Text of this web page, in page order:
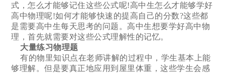
式，怎么才能够记住这些公式呢!高中生怎么才能够学好
高中物理呢!如何才能够快速的提高自己的分数?这些都
是需要高中生每天思考的问题。高中生想要学好高中物
理，首先就需要对这些公式理解性的记忆。
大量练习物理题
有的物里知识点在老师讲解的过程中，学生基本上能
够理解。但是要真正地应用到屋里体重，这些学生会感